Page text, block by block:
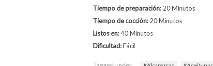
Tiempo de preparación: 20 Minutos
Tiempo de cocción: 20 Minutos
Listos en:40 Minutos
Dificultad:Fácil